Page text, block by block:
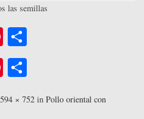
las semillas
Pi
nt
er
es pa
Pi
er m
594 × 752 in Pollo oriental con